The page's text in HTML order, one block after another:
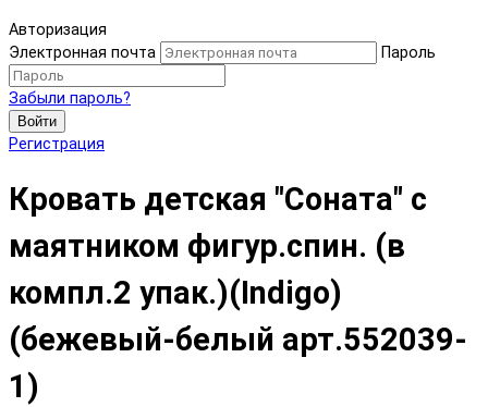
Авторизация
Электронная почта
Пароль
Забыли пароль?
Войти
Регистрация
Кровать детская "Соната" с
маятником фигур.спин. (в
компл.2 упак.)(Indigo)
(бежевый-белый арт.552039-
1)